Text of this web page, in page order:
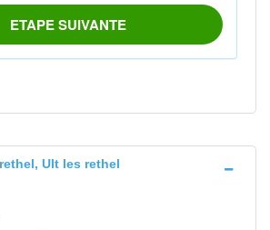
Ult les rethel